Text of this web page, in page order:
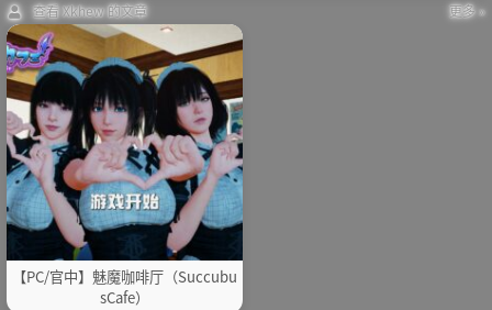
查看 Xkhew 的文章
更多 »
【PC/官中】魅魔咖啡厅（Succubu
sCafe）